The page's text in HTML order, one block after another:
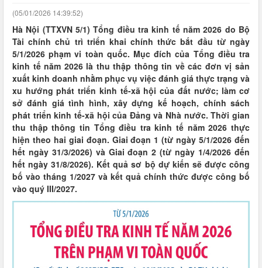
(05/01/2026 14:39:52)
Hà Nội (TTXVN 5/1) Tổng điều tra kinh tế năm 2026 do Bộ
Tài chính chủ trì triển khai chính thức bắt đầu từ ngày
5/1/2026 phạm vi toàn quốc. Mục đích của Tổng điều tra
kinh tế năm 2026 là thu thập thông tin về các đơn vị sản
xuất kinh doanh nhằm phục vụ việc đánh giá thực trạng và
xu hướng phát triển kinh tế-xã hội của đất nước; làm cơ
sở đánh giá tình hình, xây dựng kế hoạch, chính sách
phát triển kinh tế-xã hội của Đảng và Nhà nước. Thời gian
thu thập thông tin Tổng điều tra kinh tế năm 2026 thực
hiện theo hai giai đoạn. Giai đoạn 1 (từ ngày 5/1/2026 đến
hết ngày 31/3/2026) và Giai đoạn 2 (từ ngày 1/4/2026 đến
hết ngày 31/8/2026). Kết quả sơ bộ dự kiến sẽ được công
bố vào tháng 1/2027 và kết quả chính thức được công bố
vào quý III/2027.